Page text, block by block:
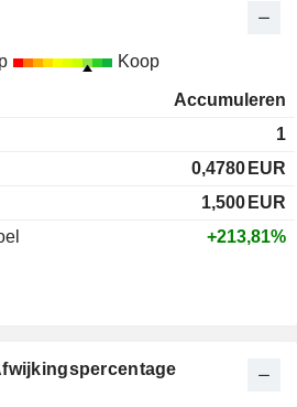
Koop
Accumuleren
1
0,4780 EUR
1,500 EUR
+213,81%